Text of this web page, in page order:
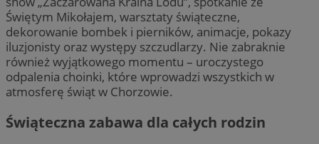
Świętym Mikołajem, warsztaty świąteczne,
dekorowanie bombek i pierników, animacje, pokazy
iluzjonisty oraz występy szczudlarzy. Nie zabraknie
również wyjątkowego momentu – uroczystego
odpalenia choinki, które wprowadzi wszystkich w
atmosferę świąt w Chorzowie.
Świąteczna zabawa dla całych rodzin